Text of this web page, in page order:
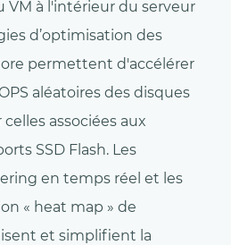
VM à l'intérieur du serveur
d’optimisation des
permettent d'accélérer
aléatoires des disques
associées aux
SSD Flash. Les
en temps réel et les
« heat map » de
et simplifient la